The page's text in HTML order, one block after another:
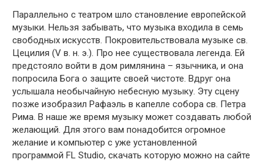
Параллельно с театром шло становление европейской
музыки. Нельзя забывать, что музыка входила в семь
свободных искусств. Покровительствовала музыке св.
Цецилия (V в. н. э.). Про нее существовала легенда. Ей
предстояло войти в дом римлянина – язычника, и она
попросила Бога о защите своей чистоте. Вдруг она
услышала необычайную небесную музыку. Эту сцену
позже изобразил Рафаэль в капелле собора св. Петра
Рима. В наше же время музыку может создавать любой
желающий. Для этого вам понадобится огромное
желание и компьютер с уже установленной
программой FL Studio, скачать которую можно на сайте